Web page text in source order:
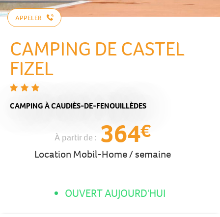
APPELER
CAMPING DE CASTEL
FIZEL
CAMPINGÀ CAUDIÈS-DE-FENOUILLÈDES
À partir de : 364€
Location Mobil-Home / semaine
OUVERT AUJOURD'HUI